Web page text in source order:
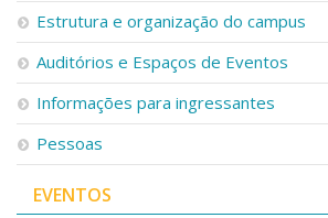
Segurança, Trânsito e Prevenção
RH, Administrativo e Financeiro
Outros serviços
Comunicação
Assessorias e Mídias
Aplicativos e Sites
Jornal da USP
Agenda de Eventos
Estrutura e organização do campus
Auditórios e Espaços de Eventos
Informações para ingressantes
Pessoas
EVENTOS